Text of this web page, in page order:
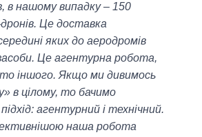
в нашому випадку – 150
Це доставка
яких до аеродромів
Це агентурна робота,
іншого. Якщо ми дивимось
в цілому, то бачимо
агентурний і технічний.
наша робота